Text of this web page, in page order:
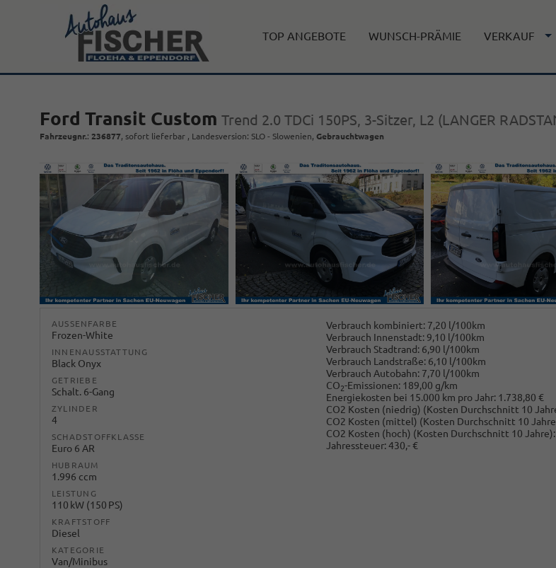
TOP ANGEBOTE WUNSCH-PRÄMIE VERKAUF
Ford Transit Custom Trend 2.0 TDCi 150PS, 3-Sitzer, L2 (LANGER
Fahrzeugnr.: 236877, sofort lieferbar , Landesversion: SLO - Slowenien, Gebrauchtwagen
AUSSENFARBE
Frozen-White
INNENAUSSTATTUNG
Black Onyx
GETRIEBE
Schalt. 6-Gang
ZYLINDER
4
SCHADSTOFFKLASSE
Euro 6 AR
HUBRAUM
1.996 ccm
LEISTUNG
110 kW (150 PS)
KRAFTSTOFF
Diesel
KATEGORIE
Van/Minibus
Verbrauch kombiniert: 7,20 l/100km
Verbrauch Innenstadt: 9,10 l/100km
Verbrauch Stadtrand: 6,90 l/100km
Verbrauch Landstraße: 6,10 l/100km
Verbrauch Autobahn: 7,70 l/100km
CO2-Emissionen: 189,00 g/km
Energiekosten bei 15.000 km pro Jahr: 1.738,80 €
CO2 Kosten (niedrig) (Kosten Durchschnitt 10
CO2 Kosten (mittel) (Kosten Durchschnitt 10
CO2 Kosten (hoch) (Kosten Durchschnitt 10 Jahre):
Jahressteuer:430,- €